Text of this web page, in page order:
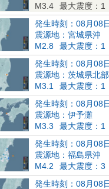
M3.4
最大震度：1
発生時刻：08月08
震源地：宮城県沖
M2.8
最大震度：1
発生時刻：08月08
震源地：茨城県北部
M3.1
最大震度：1
発生時刻：08月08
震源地：伊予灘
M3.3
最大震度：1
発生時刻：08月08
震源地：福島県沖
M4.2
最大震度：3
発生時刻：08月08